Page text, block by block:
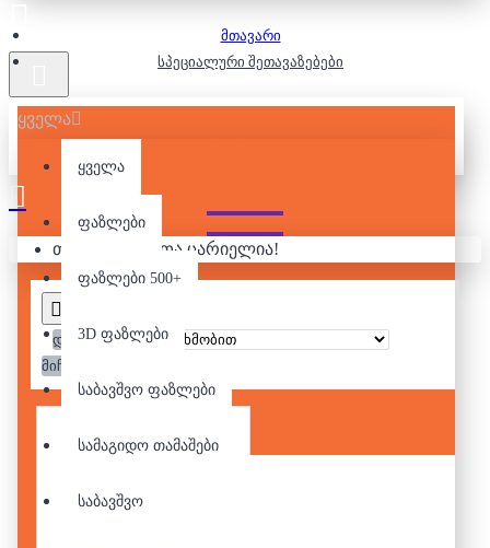
ყველა
ყველა
ფაზლები
ფაზლები 500+
3D ფაზლები
საბავშვო ფაზლები
სამაგიდო თამაშები
საბავშვო
თქვენი კალათა ცარიელია!
მთავარი
სპეციალური შეთავაზებები
ᲡᲞᲔᲪᲘᲐᲚᲣᲠᲘ
დალაგება:
მიჩვენე: